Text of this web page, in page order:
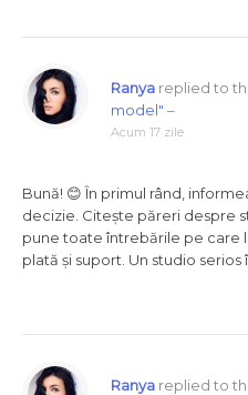
Ranya replied to
model" –
Acum 17 zile
Bună! 😊 În primul rând,
decizie. Citește păreri despre
pune toate întrebările pe care
plată și suport. Un studio
Ranya replied to